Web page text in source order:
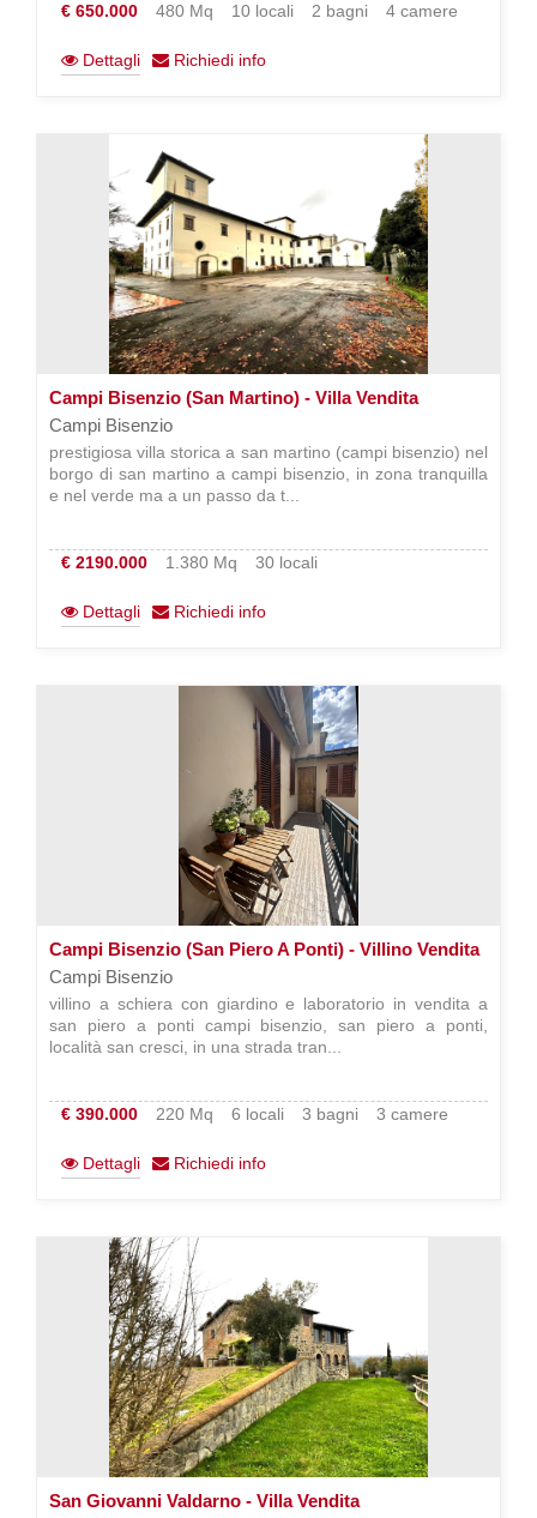
€ 650.000 480 Mq 10 locali 2 bagni 4 camere
Dettagli Richiedi info
Campi Bisenzio (San Martino) - Villa Vendita
Campi Bisenzio
prestigiosa villa storica a san martino (campi bisenzio) nel
borgo di san martino a campi bisenzio, in zona tranquilla
e nel verde ma a un passo da t...
€ 2190.000 1.380 Mq 30 locali
Dettagli Richiedi info
Campi Bisenzio (San Piero A Ponti) - Villino Vendita
Campi Bisenzio
villino a schiera con giardino e laboratorio in vendita a
san piero a ponti campi bisenzio, san piero a ponti,
località san cresci, in una strada tran...
€ 390.000 220 Mq 6 locali 3 bagni 3 camere
Dettagli Richiedi info
San Giovanni Valdarno - Villa Vendita